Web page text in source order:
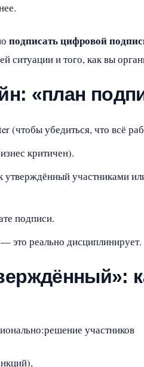
подписать цифровой
ситуации и того, как вы
«план
(чтобы убедиться, что всё
критичен).
утверждённый участниками
подписи.
это реально дисциплинирует.
участников